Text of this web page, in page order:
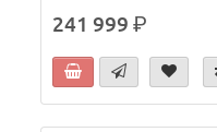
241 999р.